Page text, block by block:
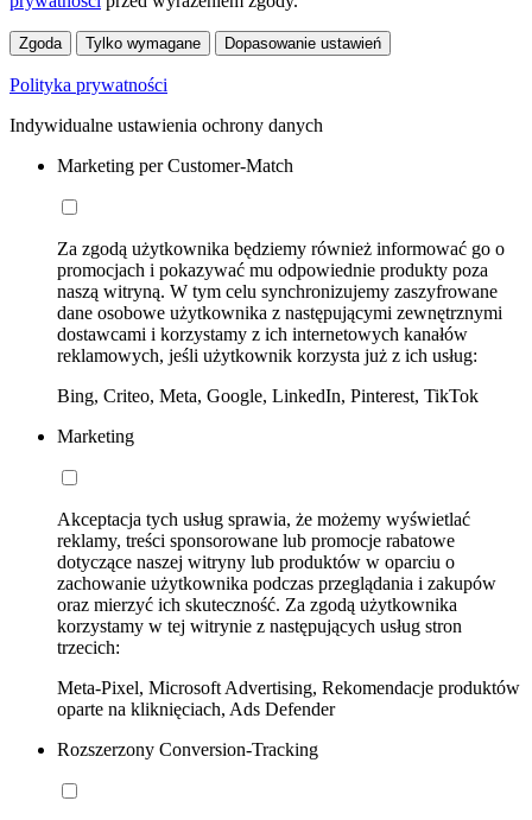
Zgoda Tylko wymagane Dopasowanie ustawień
Polityka prywatności
Indywidualne ustawienia ochrony danych
Marketing per Customer-Match
Za zgodą użytkownika będziemy również informować go o
promocjach i pokazywać mu odpowiednie produkty poza
naszą witryną. W tym celu synchronizujemy zaszyfrowane
dane osobowe użytkownika z następującymi zewnętrznymi
dostawcami i korzystamy z ich internetowych kanałów
reklamowych, jeśli użytkownik korzysta już z ich usług:
Bing, Criteo, Meta, Google, LinkedIn, Pinterest, TikTok
Marketing
Akceptacja tych usług sprawia, że możemy wyświetlać
reklamy, treści sponsorowane lub promocje rabatowe
dotyczące naszej witryny lub produktów w oparciu o
zachowanie użytkownika podczas przeglądania i zakupów
oraz mierzyć ich skuteczność. Za zgodą użytkownika
korzystamy w tej witrynie z następujących usług stron
trzecich:
Meta-Pixel, Microsoft Advertising, Rekomendacje produktów
oparte na kliknięciach, Ads Defender
Rozszerzony Conversion-Tracking